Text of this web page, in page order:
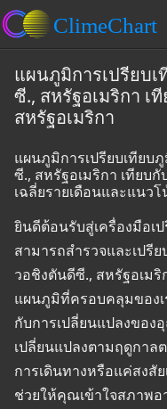
แผนภูมิการเปรียบ
ซี., สหรัฐอเมริกา เ
สหรัฐอเมริกา
แผนภูมิการเปรียบเทีย
ซี., สหรัฐอเมริกา เทียบ
เฉลี่ยรายเดือนและแนว
ยินดีต้อนรับสู่เครื่องมือเ
สามารถสำรวจและเปรี
วอชิงตันดีซี., สหรัฐอเมริ
แผนภูมิที่ครอบคลุมของเ
กับการเปลี่ยนแปลงขอ
เปลี่ยนแปลงตามฤดูกาล
การเดินทางหรือแค่สงสั
ช่วยให้คุณเข้าใจสภาพ